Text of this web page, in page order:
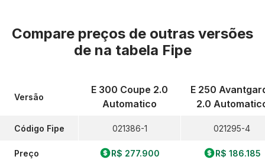
Compare preços de outras versões
de na tabela Fipe
Versão
Código Fipe
Preço
E 300 Coupe 2.0
Automatico
021386-1
R$ 277.900
E 250
2.0
021295-4
R$ 186.185